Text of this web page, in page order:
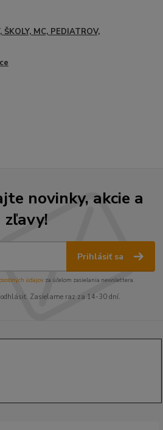
MC, PEDIATROV,
novinky, akcie a
zľavy!
Prihlásiť sa
údajov za účelom zasielania newslettera.
odhlásiť. Zasielame raz za 14-30 dní.